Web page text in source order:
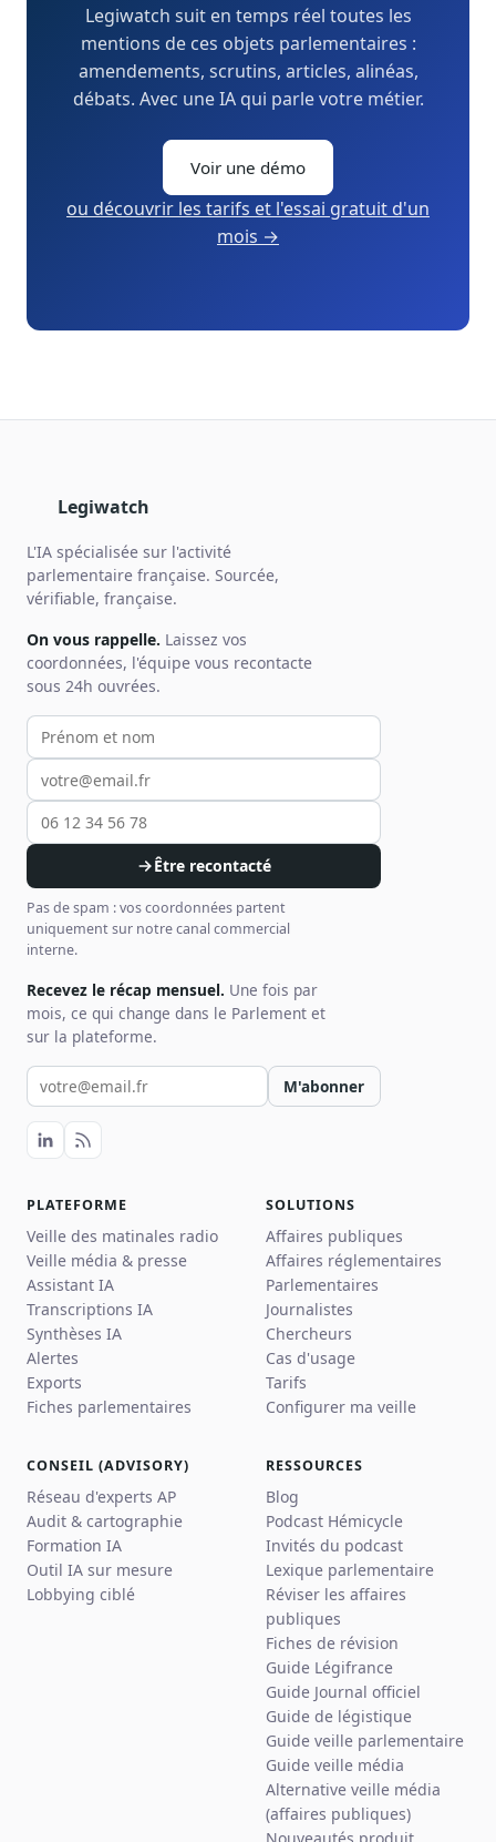
Legiwatch suit en temps réel toutes les
mentions de ces objets parlementaires :
amendements, scrutins, articles, alinéas,
débats. Avec une IA qui parle votre métier.
Voir une démo
ou découvrir les tarifs et l'essai gratuit d'un
mois →
Legiwatch
L'IA spécialisée sur l'activité
parlementaire française. Sourcée,
vérifiable, française.
On vous rappelle. Laissez vos
coordonnées, l'équipe vous recontacte
sous 24h ouvrées.
Votre prénom et nom
Votre email
Votre téléphone
Être recontacté
Pas de spam : vos coordonnées partent
uniquement sur notre canal commercial
interne.
Recevez le récap mensuel. Une fois par
mois, ce qui change dans le Parlement et
sur la plateforme.
Votre email pour la newsletter
M'abonner
PLATEFORME
Veille des matinales radio
Veille média & presse
Assistant IA
Transcriptions IA
Synthèses IA
Alertes
Exports
Fiches parlementaires
SOLUTIONS
Affaires publiques
Affaires réglementaires
Parlementaires
Journalistes
Chercheurs
Cas d'usage
Tarifs
Configurer ma veille
CONSEIL (ADVISORY)
Réseau d'experts AP
Audit & cartographie
Formation IA
Outil IA sur mesure
Lobbying ciblé
RESSOURCES
Blog
Podcast Hémicycle
Invités du podcast
Lexique parlementaire
Réviser les affaires
publiques
Fiches de révision
Guide Légifrance
Guide Journal officiel
Guide de légistique
Guide veille parlementaire
Guide veille média
Alternative veille média
(affaires publiques)